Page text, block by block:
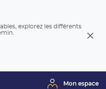
explorez les différents
Mon espace